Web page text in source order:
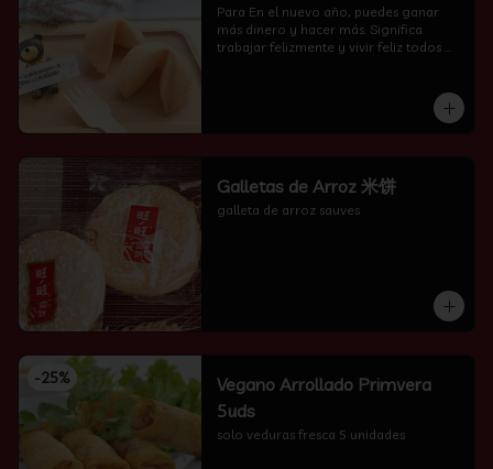
Para En el nuevo año, puedes ganar
más dinero y hacer más. Significa
trabajar felizmente y vivir feliz todos
Galletas de Arroz 米饼
galleta de arroz sauves
-25%
Vegano Arrollado Primvera
5uds
solo veduras fresca 5 unidades